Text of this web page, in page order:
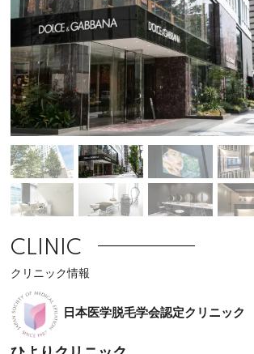
CLINIC
クリニック情報
日本医学脱毛学会認定クリニック